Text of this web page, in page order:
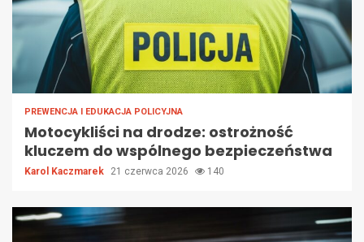
PREWENCJA I EDUKACJA POLICYJNA
Motocykliści na drodze: ostrożność
kluczem do wspólnego bezpieczeństwa
Karol Kaczmarek 21 czerwca 2026 140